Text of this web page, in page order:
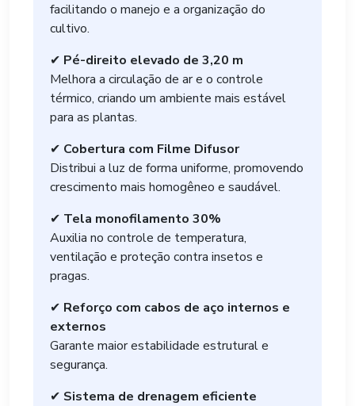
facilitando o manejo e a organização do
cultivo.
✔ Pé-direito elevado de 3,20 m
Melhora a circulação de ar e o controle
térmico, criando um ambiente mais estável
para as plantas.
✔ Cobertura com Filme Difusor
Distribui a luz de forma uniforme, promovendo
crescimento mais homogêneo e saudável.
✔ Tela monofilamento 30%
Auxilia no controle de temperatura,
ventilação e proteção contra insetos e
pragas.
✔ Reforço com cabos de aço internos e
externos
Garante maior estabilidade estrutural e
segurança.
✔ Sistema de drenagem eficiente